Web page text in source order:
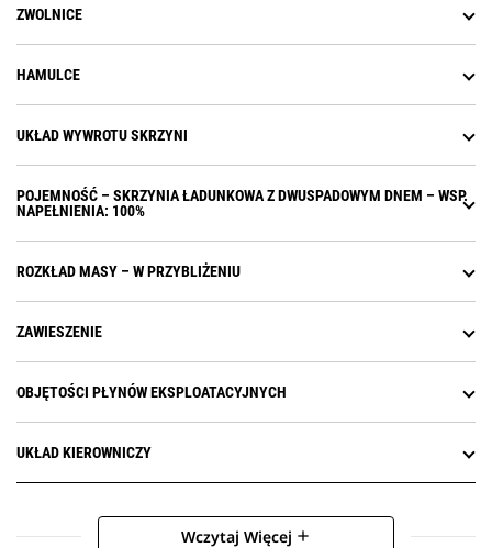
silnika.
Wygoda korzystania z nowych
punktów obsługi serwisowej,
silnikowego stosowanego przy
obciążenia dzięki zastosowaniu
wtryskiwaczy Cat MEUI™-C.
ZWOLNICE
HAMULCE
UKŁAD WYWROTU SKRZYNI
POJEMNOŚĆ – SKRZYNIA ŁADUNKOWA Z DWUSPADOWYM DNEM – WSP.
NAPEŁNIENIA: 100%
ROZKŁAD MASY – W PRZYBLIŻENIU
ZAWIESZENIE
OBJĘTOŚCI PŁYNÓW EKSPLOATACYJNYCH
UKŁAD KIEROWNICZY
Wczytaj Więcej add